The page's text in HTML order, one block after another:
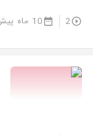
2 10 ماه پیش